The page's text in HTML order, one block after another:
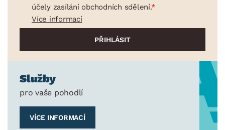
účely zasílání obchodních sdělení.
Více informací
Služby
pro vaše pohodlí
VÍCE INFORMACÍ